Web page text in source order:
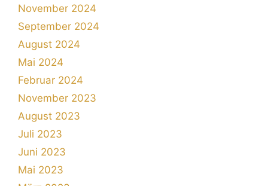
November 2024
September 2024
August 2024
Mai 2024
Februar 2024
November 2023
August 2023
Juli 2023
Juni 2023
Mai 2023